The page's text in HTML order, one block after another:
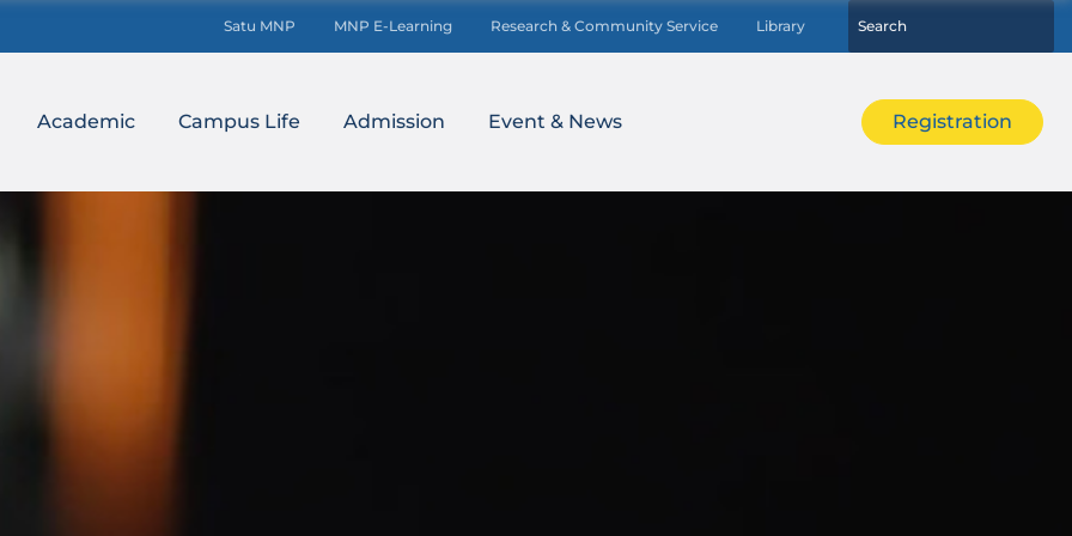
Satu MNP MNP E-Learning Research & Community Service Library
Academic Campus Life Admission Event & News Registration